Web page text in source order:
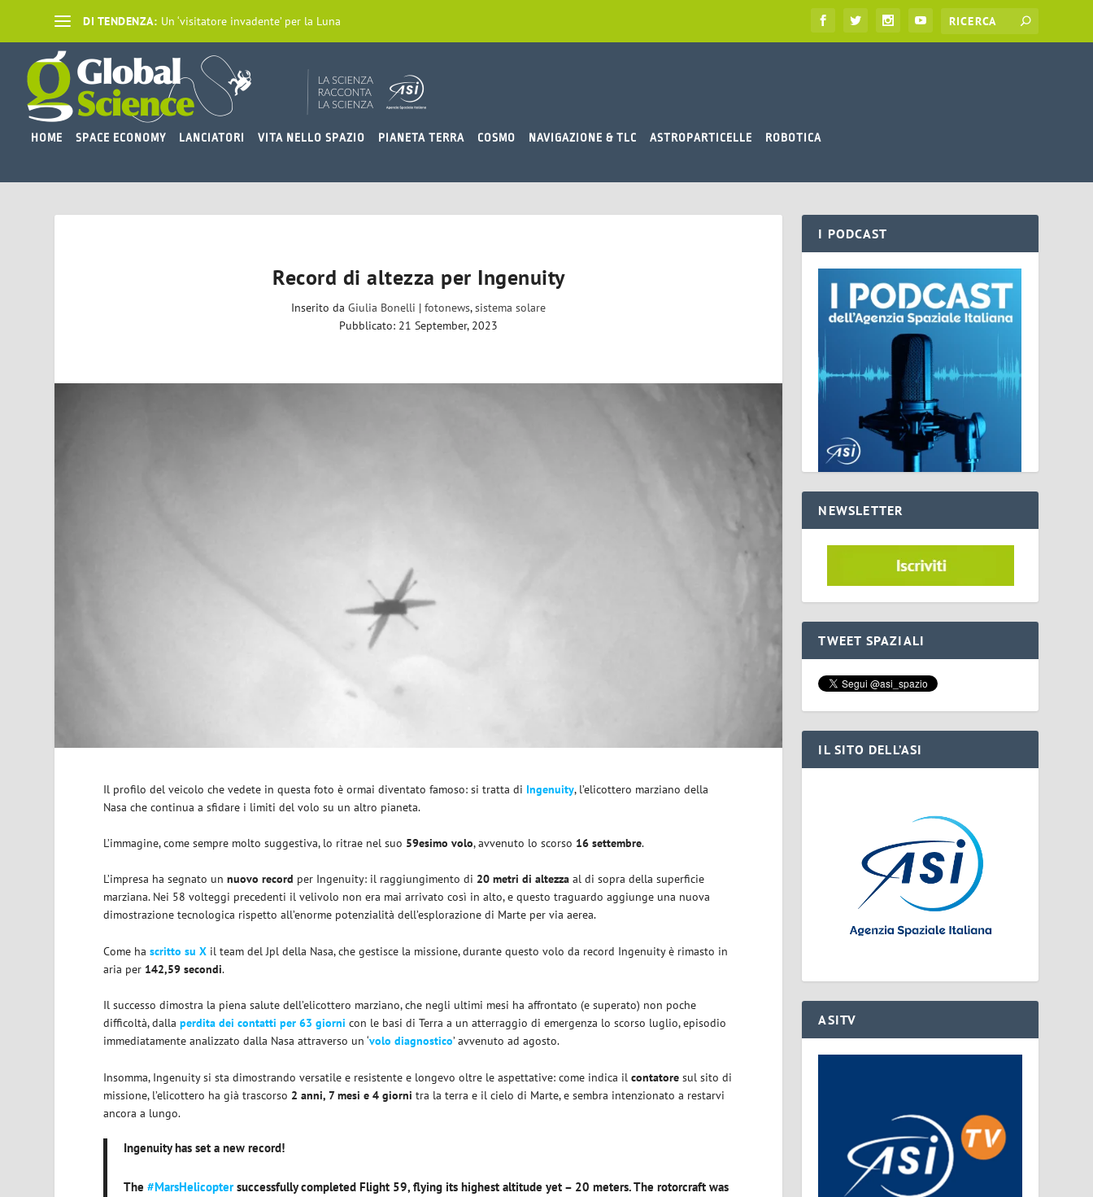
DI TENDENZA: Un ‘visitatore invadente’ per la Luna
HOME SPACE ECONOMY LANCIATORI VITA NELLO SPAZIO PIANETA TERRA COSMO NAVIGAZIONE & TLC ASTROPARTICELLE ROBOTICA
Record di altezza per Ingenuity
Inserito daGiulia Bonelli |fotonews,sistema solare
Pubblicato: 21 September, 2023
Il profilo del veicolo che vedete in questa foto è ormai diventato famoso: si tratta di Ingenuity, l’elicottero marziano della
Nasa che continua a sfidare i limiti del volo su un altro pianeta.
L’immagine, come sempre molto suggestiva, lo ritrae nel suo 59esimo volo, avvenuto lo scorso 16 settembre.
L’impresa ha segnato unnuovo record per Ingenuity: il raggiungimento di 20 metri di altezza al di sopra della superficie
marziana. Nei 58 volteggi precedenti il velivolo non era mai arrivato così in alto, e questo traguardo aggiunge una nuova
dimostrazione tecnologica rispetto all’enorme potenzialità dell’esplorazione di Marte per via aerea.
Come hascritto su X il team del Jpl della Nasa, che gestisce la missione, durante questo volo da record Ingenuity è rimasto in
aria per 142,59 secondi.
Il successo dimostra la piena salute dell’elicottero marziano, che negli ultimi mesi ha affrontato (e superato) non poche
difficoltà, dallaperdita dei contatti per 63 giorni con le basi di Terra a un atterraggio di emergenza lo scorso luglio, episodio
immediatamente analizzato dalla Nasa attraverso un ‘volo diagnostico’ avvenuto ad agosto.
Insomma, Ingenuity si sta dimostrando versatile e resistente e longevo oltre le aspettative: come indica ilcontatore sul sito di
missione, l’elicottero ha già trascorso 2 anni, 7 mesi e 4 giornitra la terra e il cielo di Marte, e sembra intenzionato a restarvi
ancora a lungo.
Ingenuity has set a new record!
The#MarsHelicoptersuccessfully completed Flight 59, flying its highest altitude yet – 20 meters. The rotorcraft was
I PODCAST
NEWSLETTER
TWEET SPAZIALI
IL SITO DELL’ASI
ASITV